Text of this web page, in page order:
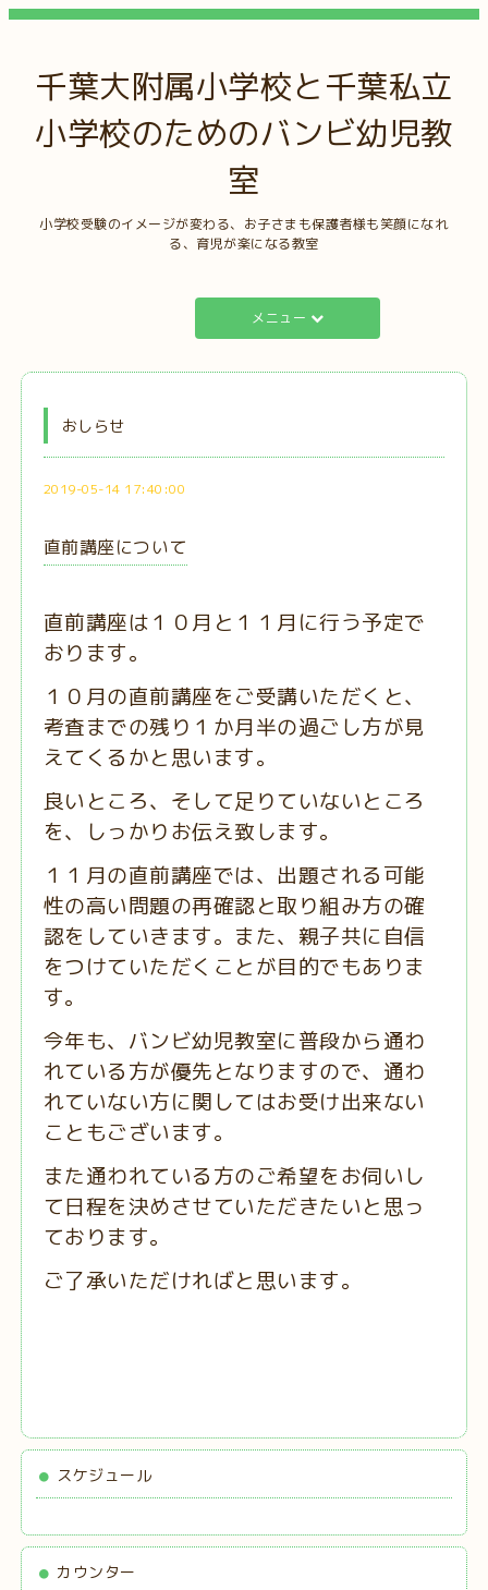
千葉大附属小学校と千葉私立
小学校のためのバンビ幼児教
室
小学校受験のイメージが変わる、お子さまも保護者様も笑顔になれ
る、育児が楽になる教室
メニュー
おしらせ
2019-05-14 17:40:00
直前講座について
直前講座は１０月と１１月に行う予定で
おります。
１０月の直前講座をご受講いただくと、
考査までの残り１か月半の過ごし方が見
えてくるかと思います。
良いところ、そして足りていないところ
を、しっかりお伝え致します。
１１月の直前講座では、出題される可能
性の高い問題の再確認と取り組み方の確
認をしていきます。また、親子共に自信
をつけていただくことが目的でもありま
す。
今年も、バンビ幼児教室に普段から通わ
れている方が優先となりますので、通わ
れていない方に関してはお受け出来ない
こともございます。
また通われている方のご希望をお伺いし
て日程を決めさせていただきたいと思っ
ております。
ご了承いただければと思います。
スケジュール
カウンター